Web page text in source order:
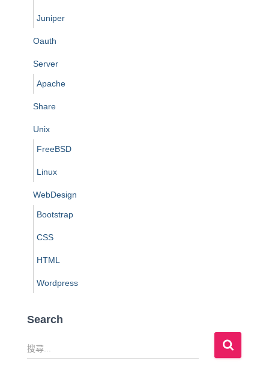
Juniper
Oauth
Server
Apache
Share
Unix
FreeBSD
Linux
WebDesign
Bootstrap
CSS
HTML
Wordpress
Search
搜
尋